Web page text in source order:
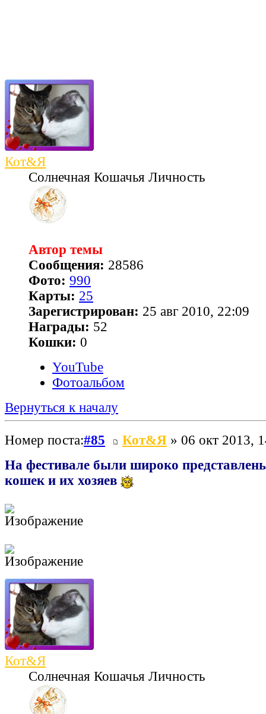
Кот&Я
Солнечная Кошачья Личность
Автор темы
Сообщения: 28586
Фото: 990
Карты: 25
Зарегистрирован: 25 авг 2010, 22:09
Награды: 52
Кошки: 0
YouTube
Фотоальбом
Вернуться к началу
Номер поста:#85 Кот&Я » 06 окт 2013,
На фестивале были широко
кошек и их хозяев
Кот&Я
Солнечная Кошачья Личность